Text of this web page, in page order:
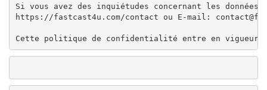
Si vous avez des inquiétudes concernant les
https://fastcast4u.com/contact ou E-mail:
Cette politique de confidentialité entre en vigueur